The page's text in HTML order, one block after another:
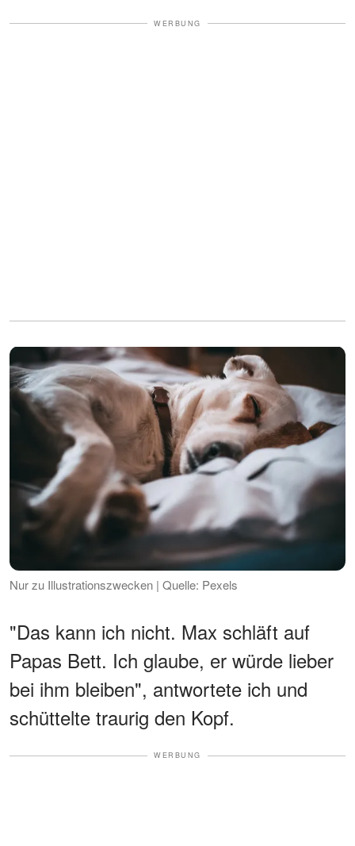
WERBUNG
Nur zu Illustrationszwecken | Quelle: Pexels
"Das kann ich nicht. Max schläft auf
Papas Bett. Ich glaube, er würde lieber
bei ihm bleiben", antwortete ich und
schüttelte traurig den Kopf.
WERBUNG